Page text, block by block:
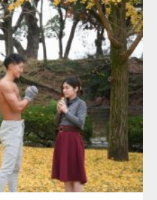
AKIHITO(細マッチョ) 上腕三頭筋